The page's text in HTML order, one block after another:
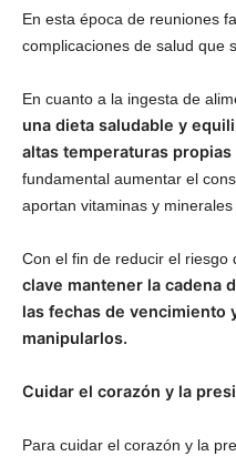
En esta época de reuniones
complicaciones de salud que
En cuanto a la ingesta de
una dieta saludable y
altas temperaturas
fundamental aumentar el
aportan vitaminas y
Con el fin de reducir el riesgo
clave mantener la cadena
las fechas de vencimiento
manipularlos.
Cuidar el corazón y la
Para cuidar el corazón y la